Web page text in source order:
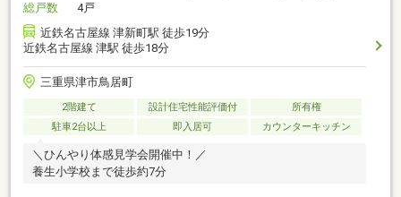
総戸数
4戸
近鉄名古屋線 津新町駅 徒歩19分
近鉄名古屋線 津駅 徒歩18分
三重県津市鳥居町
2階建て 設計住宅性能評価付
所有権
駐車2台以上
即入居可 カウンターキッチン
＼ひんやり体感見学会開催中！／
養生小学校まで徒歩約7分